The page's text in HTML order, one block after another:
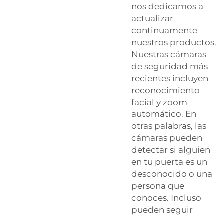
nos dedicamos a
actualizar
continuamente
nuestros productos.
Nuestras cámaras
de seguridad más
recientes incluyen
reconocimiento
facial y zoom
automático. En
otras palabras, las
cámaras pueden
detectar si alguien
en tu puerta es un
desconocido o una
persona que
conoces. Incluso
pueden seguir